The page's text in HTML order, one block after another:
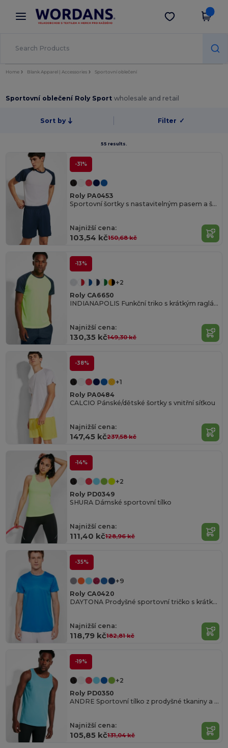
× Aplikace Wordans
Lepší ceny v aplikaci!
Stáhnout app
Home Blank Apparel | Accessories Sportovní oblečení
Sportovní oblečení Roly Sportwholesale and retail
Sort by Filter ✓
55 results.
-31%
Roly PA0453
Sportovní šortky s nastavitelným pasem a šňůrkou
Najnižší cena:
103,54 kč150,68 kč
-13%
+2
Roly CA6650
INDIANAPOLIS Funkční triko s krátkým raglánovým rukávem
Najnižší cena:
130,35 kč149,30 kč
-38%
+1
Roly PA0484
CALCIO Pánské/dětské šortky s vnitřní síťkou
Najnižší cena:
147,45 kč237,58 kč
-14%
+2
Roly PD0349
SHURA Dámské sportovní tílko
Najnižší cena:
111,40 kč128,96 kč
-35%
+9
Roly CA0420
DAYTONA Prodyšné sportovní tričko s krátkým rukávem a kulatým výstřihem
Najnižší cena:
118,79 kč182,81 kč
-19%
+2
Roly PD0350
ANDRE Sportovní tílko z prodyšné tkaniny a bočními švy
Najnižší cena:
105,85 kč131,04 kč